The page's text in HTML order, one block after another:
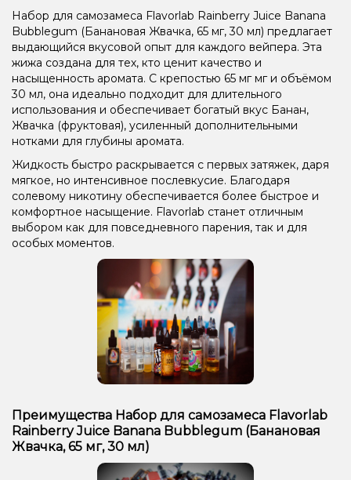
Набор для самозамеса Flavorlab Rainberry Juice Banana
Bubblegum (Банановая Жвачка, 65 мг, 30 мл) предлагает
выдающийся вкусовой опыт для каждого вейпера. Эта
жижа создана для тех, кто ценит качество и
насыщенность аромата. С крепостью 65 мг мг и объёмом
30 мл, она идеально подходит для длительного
использования и обеспечивает богатый вкус Банан,
Жвачка (фруктовая), усиленный дополнительными
нотками для глубины аромата.
Жидкость быстро раскрывается с первых затяжек, даря
мягкое, но интенсивное послевкусие. Благодаря
солевому никотину обеспечивается более быстрое и
комфортное насыщение. Flavorlab станет отличным
выбором как для повседневного парения, так и для
особых моментов.
Преимущества Набор для самозамеса Flavorlab
Rainberry Juice Banana Bubblegum (Банановая
Жвачка, 65 мг, 30 мл)